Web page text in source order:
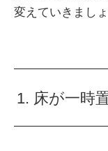
変えていきましょ
1. 床が一時